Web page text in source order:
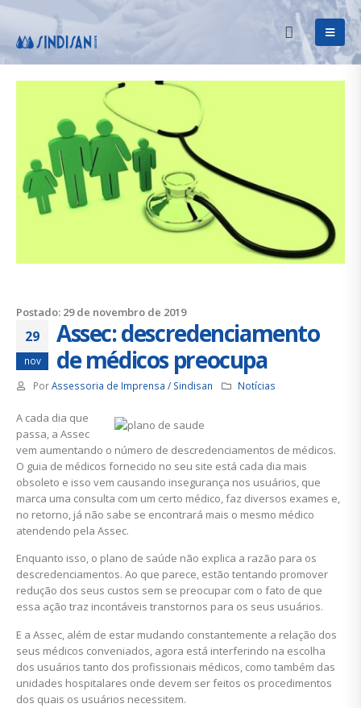
Postado: 29 de novembro de 2019
29
nov
Assec: descredenciamento
de médicos preocupa
PorAssessoria de Imprensa / Sindisan Notícias
A cada dia que
passa, a Assec
vem aumentando o número de descredenciamentos de médicos.
O guia de médicos fornecido no seu site está cada dia mais
obsoleto e isso vem causando insegurança nos usuários, que
marca uma consulta com um certo médico, faz diversos exames e,
no retorno, já não sabe se encontrará mais o mesmo médico
atendendo pela Assec.
Enquanto isso, o plano de saúde não explica a razão para os
descredenciamentos. Ao que parece, estão tentando promover
redução dos seus custos sem se preocupar com o fato de que
essa ação traz incontáveis transtornos para os seus usuários.
E a Assec, além de estar mudando constantemente a relação dos
seus médicos conveniados, agora está interferindo na escolha
dos usuários tanto dos profissionais médicos, como também das
unidades hospitalares onde devem ser feitos os procedimentos
dos quais os usuários necessitem.